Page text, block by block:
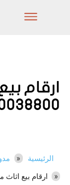
ارقام
الرئيسية
ارقام بيع اثاث